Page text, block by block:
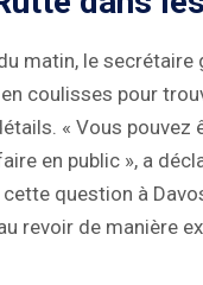
matin, le secrétaire
coulisses pour
« Vous
en public », a
question à
revoir de manière